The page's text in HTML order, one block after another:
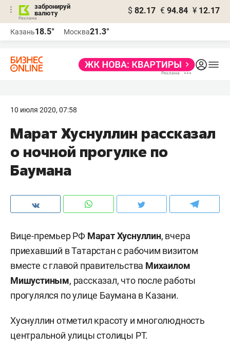
забронируй
валюту
$ 82.17 € 94.84 ¥ 12.17
Казань18.5° Москва21.3°
10 июля 2020, 07:58
Марат Хуснуллин рассказал
о ночной прогулке по
Баумана
Вице-премьер РФ Марат Хуснуллин, вчера
приехавший в Татарстан с рабочим визитом
вместе с главой правительства Михаилом
Мишустиным, рассказал, что после работы
прогулялся по улице Баумана в Казани.
Хуснуллин отметил красоту и многолюдность
центральной улицы столицы РТ.